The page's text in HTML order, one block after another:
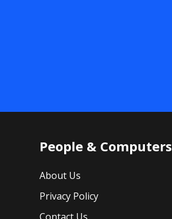
People & Computers
About Us
Privacy Policy